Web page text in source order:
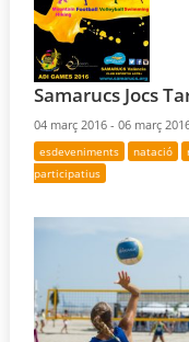
Samarucs Jocs
04 març 2016 - 06 març
esdeveniments natació
participatius